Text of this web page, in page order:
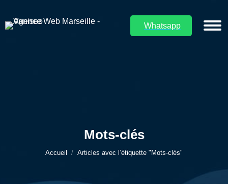
Whatsapp
Mots-clés
Accueil Articles avec l’étiquette "Mots-clés"